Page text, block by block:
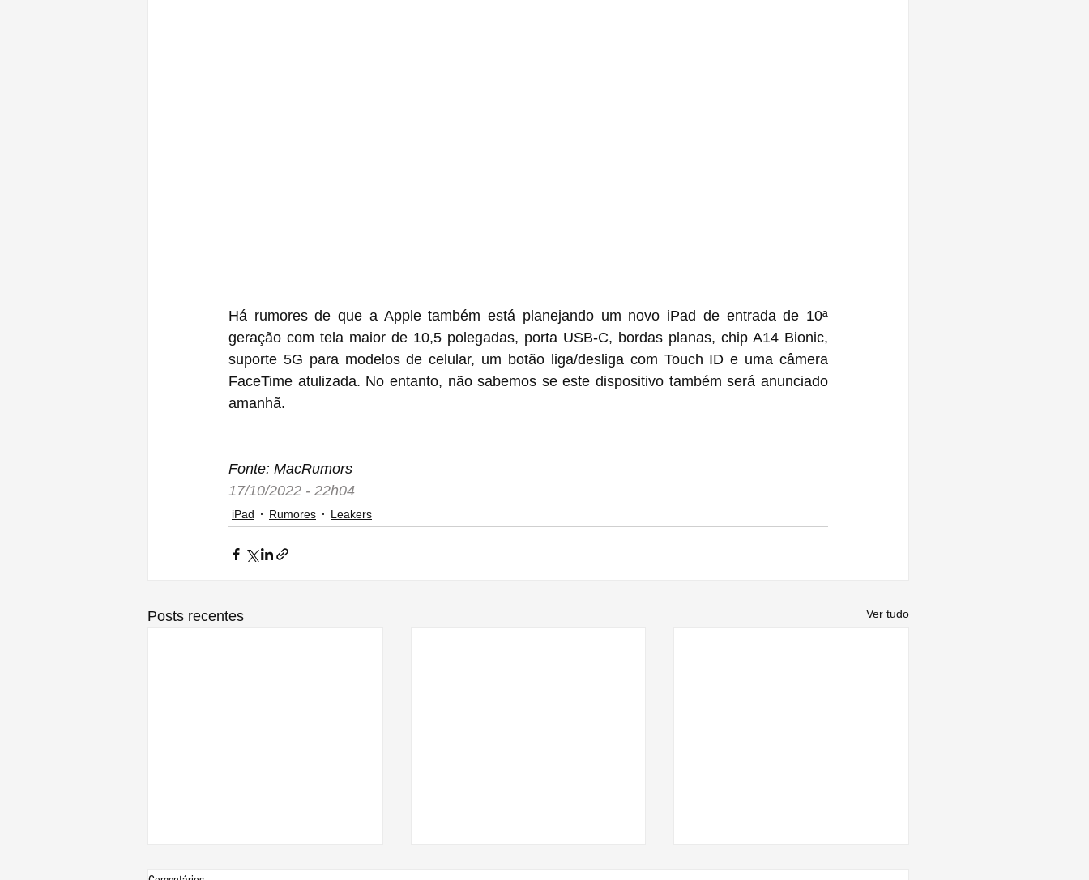
Há rumores de que a Apple também está planejando um novo iPad de entrada de 10ª
geração com tela maior de 10,5 polegadas, porta USB-C, bordas planas, chip A14 Bionic,
suporte 5G para modelos de celular, um botão liga/desliga com Touch ID e uma câmera
FaceTime atulizada. No entanto, não sabemos se este dispositivo também será anunciado
amanhã.
Fonte: MacRumors
17/10/2022 - 22h04
iPad Rumores Leakers
Posts recentes Ver tudo